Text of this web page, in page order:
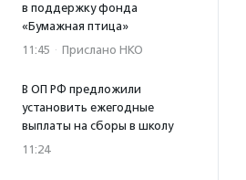
в поддержку фонда
«Бумажная птица»
11:45 · Прислано НКО
В ОП РФ предложили
установить ежегодные
выплаты на сборы в школу
11:24